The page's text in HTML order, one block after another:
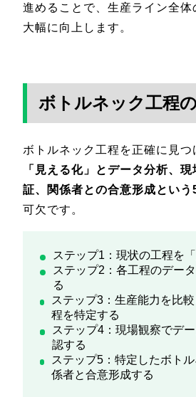
進めることで、生産ライン全
大幅に向上します。
ボトルネック工程
ボトルネック工程を正確に見つ
「見える化」とデータ分析、
証、関係者との合意形成とい
可欠です。
ステップ1：現状の工程を
ステップ2：各工程のデー
る
ステップ3：生産能力を比
程を特定する
ステップ4：現場観察でデ
認する
ステップ5：特定したボト
係者と合意形成する